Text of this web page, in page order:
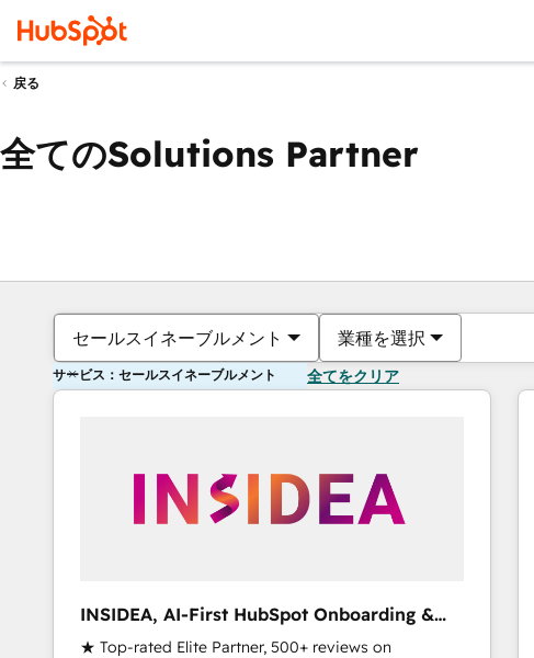
戻る
全てのSolutions Partner
セールスイネーブルメント 業種を選択
サービス：セールスイネーブルメント 全てをクリア
INSIDEA, AI-First HubSpot Onboarding &
RevOps
★ Top-rated Elite Partner, 500+ reviews on